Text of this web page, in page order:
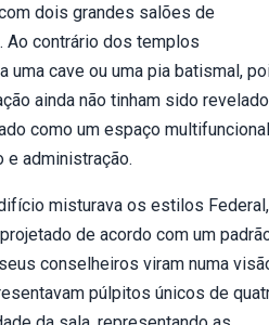
dois grandes salões de
contrário dos templos
uma cave ou uma pia batismal,
ainda não tinham sido
como um espaço multifuncional
e administração.
misturava os estilos Federal,
de acordo com um
conselheiros viram numa
púlpitos únicos de